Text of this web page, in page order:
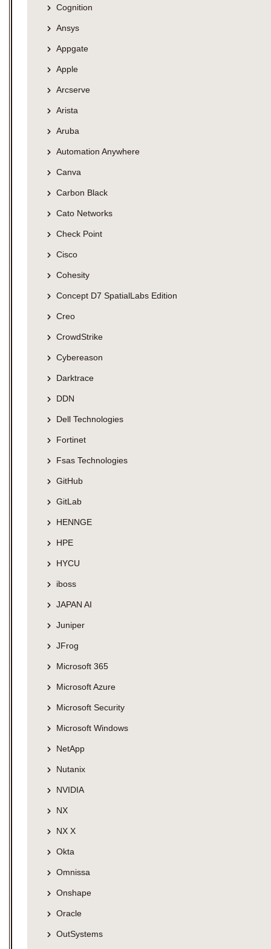
Cognition
Ansys
Appgate
Apple
Arcserve
Arista
Aruba
Automation Anywhere
Canva
Carbon Black
Cato Networks
Check Point
Cisco
Cohesity
Concept D7 SpatialLabs Edition
Creo
CrowdStrike
Cybereason
Darktrace
DDN
Dell Technologies
Fortinet
Fsas Technologies
GitHub
GitLab
HENNGE
HPE
HYCU
iboss
JAPAN AI
Juniper
JFrog
Microsoft 365
Microsoft Azure
Microsoft Security
Microsoft Windows
NetApp
Nutanix
NVIDIA
NX
NX X
Okta
Omnissa
Onshape
Oracle
OutSystems